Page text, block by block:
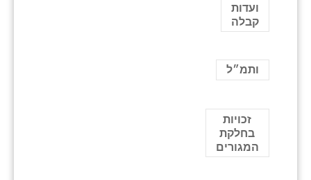
ועדות
קבלה
ותמ״ל
זכויות
בחלקת
המגורים